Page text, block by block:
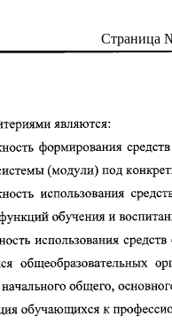
Страница